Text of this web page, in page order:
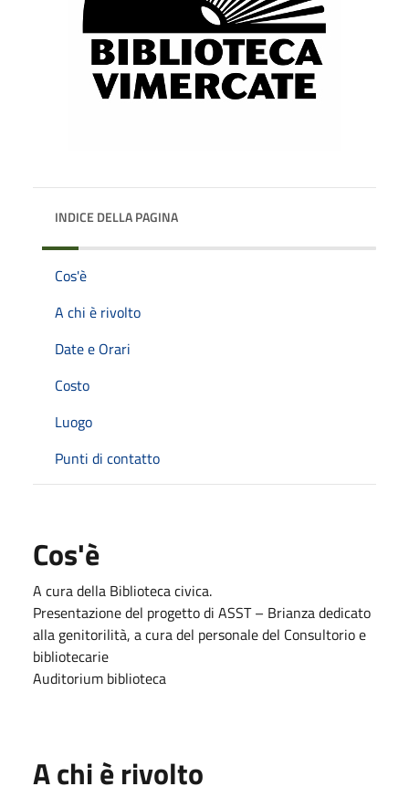
INDICE DELLA PAGINA
Cos'è
A chi è rivolto
Date e Orari
Costo
Luogo
Punti di contatto
Cos'è
A cura della Biblioteca civica.
Presentazione del progetto di ASST – Brianza dedicato
alla genitorilità, a cura del personale del Consultorio e
bibliotecarie
Auditorium biblioteca
A chi è rivolto